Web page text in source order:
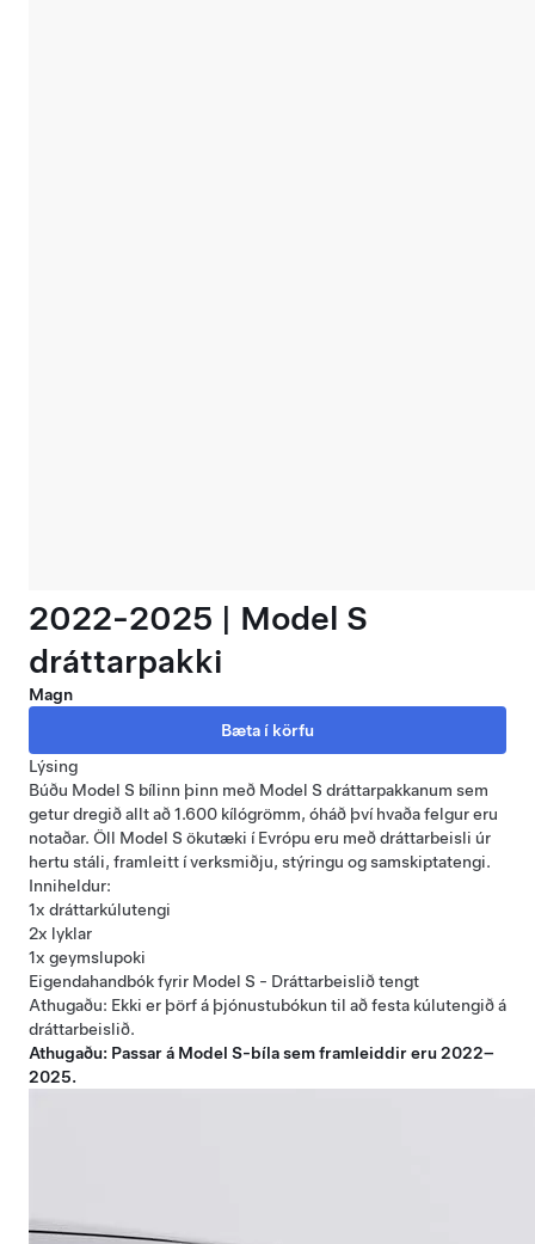
2022-2025 | Model S
dráttarpakki
Magn
Lýsing
Búðu Model S bílinn þinn með Model S dráttarpakkanum sem
getur dregið allt að 1.600 kílógrömm, óháð því hvaða felgur eru
notaðar. Öll Model S ökutæki í Evrópu eru með dráttarbeisli úr
hertu stáli, framleitt í verksmiðju, stýringu og samskiptatengi.
Inniheldur:
1x dráttarkúlutengi
2x lyklar
1x geymslupoki
Eigendahandbók fyrir Model S - Dráttarbeislið tengt
Athugaðu: Ekki er þörf á þjónustubókun til að festa kúlutengið á
dráttarbeislið.
Athugaðu: Passar á Model S-bíla sem framleiddir eru 2022–
2025.